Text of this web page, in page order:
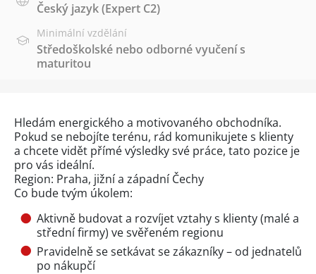
Český jazyk(Expert C2)
Minimální vzdělání
Středoškolské nebo odborné vyučení s
maturitou
Hledám energického a motivovaného obchodníka.
Pokud se nebojíte terénu, rád komunikujete s klienty
a chcete vidět přímé výsledky své práce, tato pozice je
pro vás ideální.
Region: Praha, jižní a západní Čechy
Co bude tvým úkolem:
Aktivně budovat a rozvíjet vztahy s klienty (malé a
střední firmy) ve svěřeném regionu
Pravidelně se setkávat se zákazníky – od jednatelů
po nákupčí